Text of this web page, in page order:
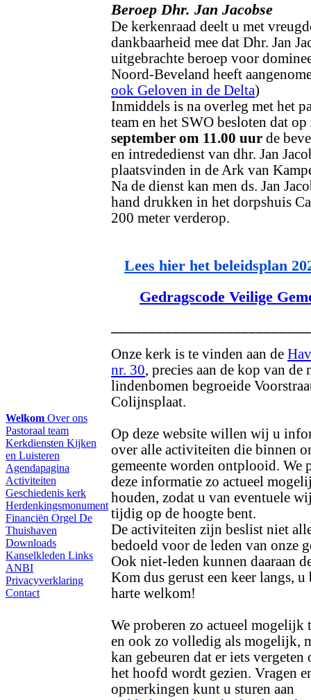
Welkom Over ons
Pastoraal team
Kerkdiensten Kijken
en Luisteren
Agendapagina
Activiteiten
Geschiedenis kerk
Herdenkingsmonument
Financiën Orgel De
Thuishaven
Downloads
Kanselkleden Links
ANBI
Privacyverklaring
Contact
Beroep Dhr. Jan Jacobse
De kerkenraad deelt u met
dankbaarheid mee dat Dhr. Jan
uitgebrachte beroep voor
Noord-Beveland heeft
ook Geloven in de Delta)
Inmiddels is na overleg met het
team en het SWO besloten dat op
september om 11.00 uur de
en intrededienst van dhr. Jan
plaatsvinden in de Ark van
Na de dienst kan men ds. Jan
hand drukken in het dorpshuis
200 meter verderop.
Lees hier het beleidsplan
Gedragscode Veilige
Onze kerk is te vinden aan de
nr. 30, precies aan de kop van de
lindenbomen begroeide
Colijnsplaat.
Op deze website willen wij u
over alle activiteiten die binnen
gemeente worden ontplooid. We
deze informatie zo actueel
houden, zodat u van eventuele
tijdig op de hoogte bent.
De activiteiten zijn beslist niet
bedoeld voor de leden van onze
Ook niet-leden kunnen daaraan
Kom dus gerust een keer langs, u
harte welkom!
We proberen zo actueel mogelijk
en ook zo volledig als mogelijk,
kan gebeuren dat er iets vergeten
het hoofd wordt gezien. Vragen
opmerkingen kunt u sturen aan